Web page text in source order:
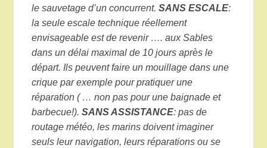
le sauvetage d’un concurrent.SANS ESCALE:
la seule escale technique réellement
envisageable est de revenir …. aux Sables
dans un délai maximal de 10 jours après le
départ. Ils peuvent faire un mouillage dans une
crique par exemple pour pratiquer une
réparation ( … non pas pour une baignade et
barbecue!).SANS ASSISTANCE: pas de
routage météo, les marins doivent imaginer
seuls leur navigation, leurs réparations ou se